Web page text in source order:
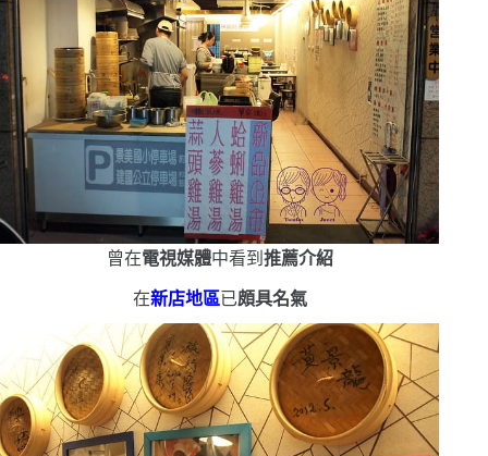
曾在電視媒體中看到 推薦介紹
在新店地區已頗具名氣